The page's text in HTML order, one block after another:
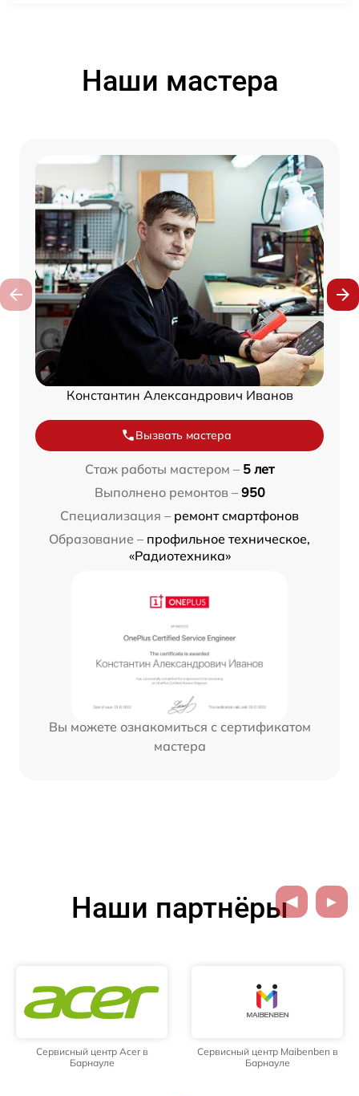
Наши мастера
Константин Александрович Иванов
Вызвать мастера
Стаж работы мастером – 5 лет
Выполнено ремонтов – 950
Специализация – ремонт смартфонов
Образование – профильное техническое,
«Радиотехника»
Вы можете ознакомиться с сертификатом
мастера
Наши партнёры
Сервисный центр Acer в
Барнауле
Сервисный центр Maibenben в
Барнауле